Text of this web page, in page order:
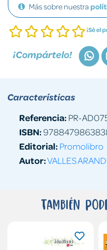
Más sobre nuestra
¡Sé el
¡Compártelo!
Características
Referencia: PR-
ISBN:
Editorial: Promolibro
Autor:VALLES
También